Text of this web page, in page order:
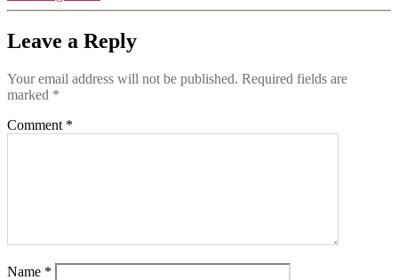
Leave a Reply
Your email address will not be published. Required fields are
marked *
Comment *
Name *